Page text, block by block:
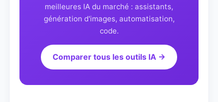
meilleures IA du marché : assistants,
génération d'images, automatisation,
code.
Comparer tous les outils IA →